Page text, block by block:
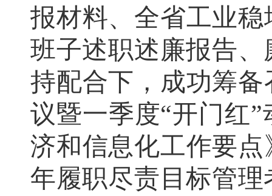
报材料、全省工业
班子述职述廉报告
持配合下，成功筹
议暨一季度“开门红
济和信息化工作要
年履职尽责目标管